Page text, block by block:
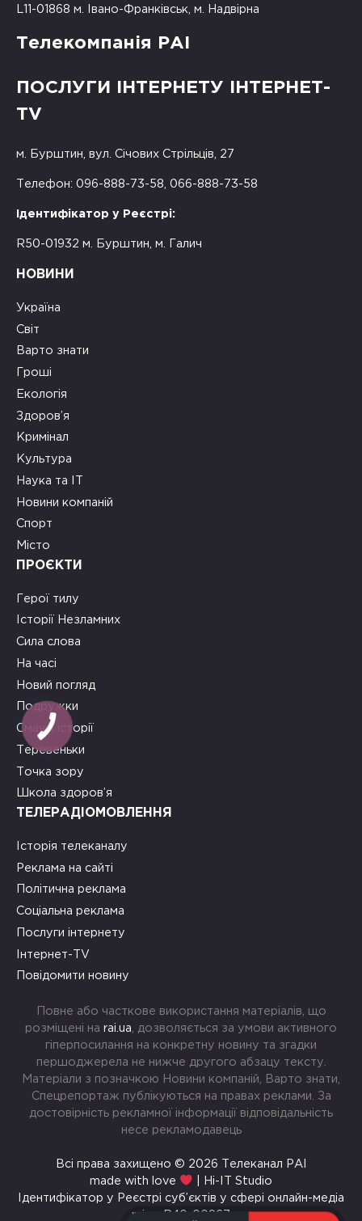
L11-01868 м. Івано-Франківськ, м. Надвірна
Телекомпанія РАІ
ПОСЛУГИ ІНТЕРНЕТУ ІНТЕРНЕТ-
TV
м. Бурштин, вул. Січових Стрільців, 27
Телефон: 096-888-73-58, 066-888-73-58
Ідентифікатор у Реєстрі:
R50-01932 м. Бурштин, м. Галич
НОВИНИ
Україна
Світ
Варто знати
Гроші
Екологія
Здоров’я
Кримінал
Культура
Наука та ІТ
Новини компаній
Спорт
Місто
ПРОЄКТИ
Герої тилу
Історії Незламних
Сила слова
На часі
Новий погляд
Подружки
Смачні історії
Теревеньки
Точка зору
Школа здоров’я
ТЕЛЕРАДІОМОВЛЕННЯ
Історія телеканалу
Реклама на сайті
Політична реклама
Соціальна реклама
Послуги інтернету
Інтернет-TV
Повідомити новину
Повне або часткове використання матеріалів, що
розміщені на rai.ua , дозволяється за умови активного
гіперпосилання на конкретну новину та згадки
першоджерела не нижче другого абзацу тексту.
Матеріали з позначкою Новини компаній, Варто знати,
Спецрепортаж публікуються на правах реклами. За
достовірність рекламної інформації відповідальність
несе рекламодавець
Всі права захищено © 2026 Телеканал РАІ
made with love
| Hi-IT Studio
Ідентифікатор у Реєстрі суб’єктів у сфері онлайн-медіа
rai.ua R40-00967